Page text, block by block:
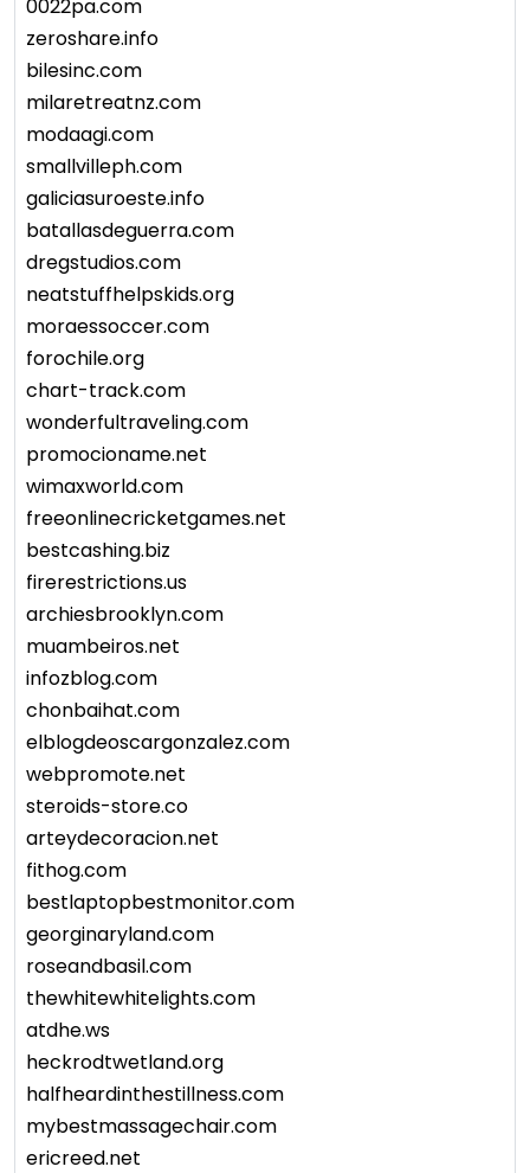
0022pa.com
zeroshare.info
bilesinc.com
milaretreatnz.com
modaagi.com
smallvilleph.com
galiciasuroeste.info
batallasdeguerra.com
dregstudios.com
neatstuffhelpskids.org
moraessoccer.com
forochile.org
chart-track.com
wonderfultraveling.com
promocioname.net
wimaxworld.com
freeonlinecricketgames.net
bestcashing.biz
firerestrictions.us
archiesbrooklyn.com
muambeiros.net
infozblog.com
chonbaihat.com
elblogdeoscargonzalez.com
webpromote.net
steroids-store.co
arteydecoracion.net
fithog.com
bestlaptopbestmonitor.com
georginaryland.com
roseandbasil.com
thewhitewhitelights.com
atdhe.ws
heckrodtwetland.org
halfheardinthestillness.com
mybestmassagechair.com
ericreed.net